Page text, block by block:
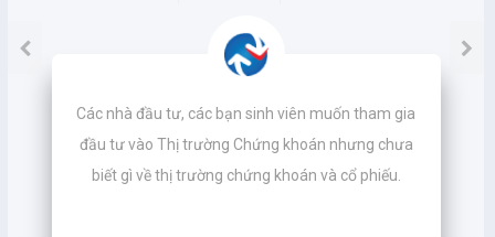
Các nhà đầu tư, các bạn sinh viên muốn tham gia
đầu tư vào Thị trường Chứng khoán nhưng chưa
biết gì về thị trường chứng khoán và cổ phiếu.